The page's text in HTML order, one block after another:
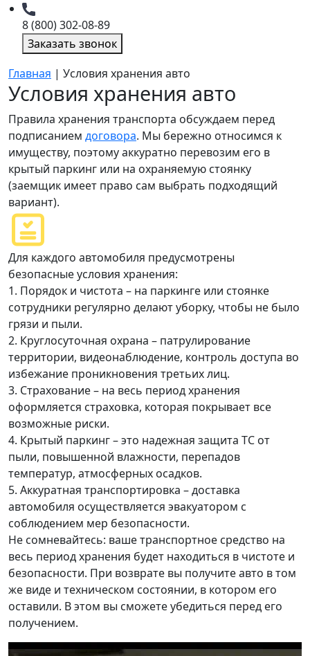
8 (800) 302-08-89
Заказать звонок
Главная | Условия хранения авто
Условия хранения авто
Правила хранения транспорта обсуждаем перед
подписанием договора. Мы бережно относимся к
имуществу, поэтому аккуратно перевозим его в
крытый паркинг или на охраняемую стоянку
(заемщик имеет право сам выбрать подходящий
вариант).
Для каждого автомобиля предусмотрены
безопасные условия хранения:
1. Порядок и чистота – на паркинге или стоянке
сотрудники регулярно делают уборку, чтобы не было
грязи и пыли.
2. Круглосуточная охрана – патрулирование
территории, видеонаблюдение, контроль доступа во
избежание проникновения третьих лиц.
3. Страхование – на весь период хранения
оформляется страховка, которая покрывает все
возможные риски.
4. Крытый паркинг – это надежная защита ТС от
пыли, повышенной влажности, перепадов
температур, атмосферных осадков.
5. Аккуратная транспортировка – доставка
автомобиля осуществляется эвакуатором с
соблюдением мер безопасности.
Не сомневайтесь: ваше транспортное средство на
весь период хранения будет находиться в чистоте и
безопасности. При возврате вы получите авто в том
же виде и техническом состоянии, в котором его
оставили. В этом вы сможете убедиться перед его
получением.